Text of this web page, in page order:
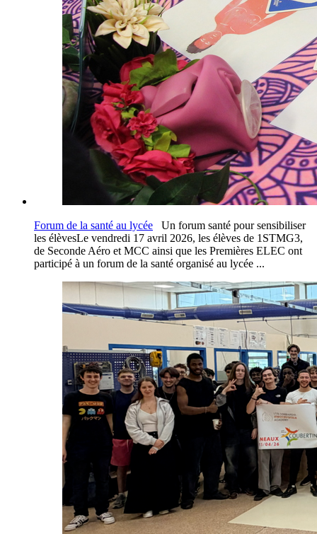
Forum de la santé au lycée
Un forum santé pour sensibiliser
les élèvesLe vendredi 17 avril 2026, les élèves de 1STMG3,
de Seconde Aéro et MCC ainsi que les Premières ELEC ont
participé à un forum de la santé organisé au lycée ...